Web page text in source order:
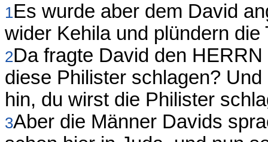
1Es wurde aber dem David
wider Kehila und plündern die
2Da fragte David den
diese Philister schlagen?
hin, du wirst die Philister
3Aber die Männer Davids